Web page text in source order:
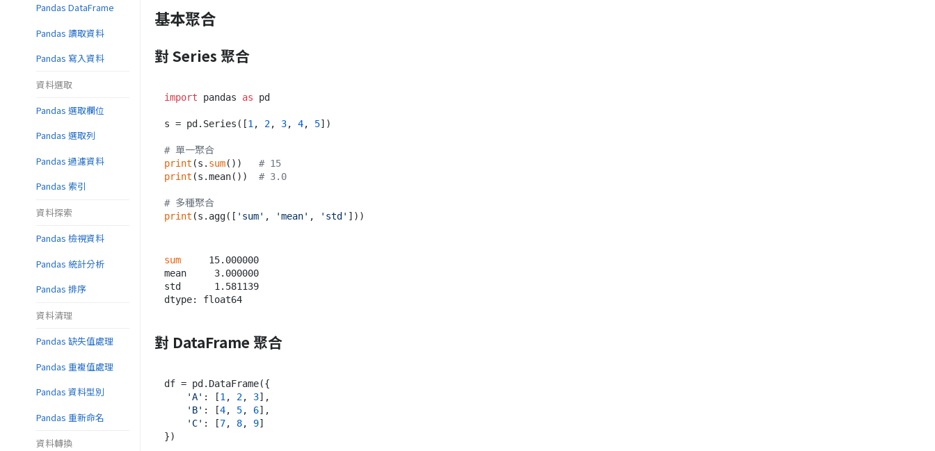
基本聚合
對 Series 聚合
import pandas as pd
s = pd.Series([1 , 2, 3, 4, 5])
# 單一聚合
print (s. sum()) # 15
print (s.mean()) # 3.0
# 多種聚合
print (s.agg([ 'sum' , 'mean' , 'std'
sum
     15.000000
mean     3.000000
std      1.581139
對 DataFrame 聚合
df = pd.DataFrame({
'A' : [1 , 2, 3],
'B' : [4, 5, 6],
'C' : [7, 8, 9]
})
Pandas DataFrame
Pandas 讀取資料
Pandas 寫入資料
資料選取
Pandas 選取欄位
Pandas 選取列
Pandas 過濾資料
Pandas 索引
資料探索
Pandas 檢視資料
Pandas 統計分析
Pandas 排序
資料清理
Pandas 缺失值處理
Pandas 重複值處理
Pandas 資料型別
Pandas 重新命名
資料轉換